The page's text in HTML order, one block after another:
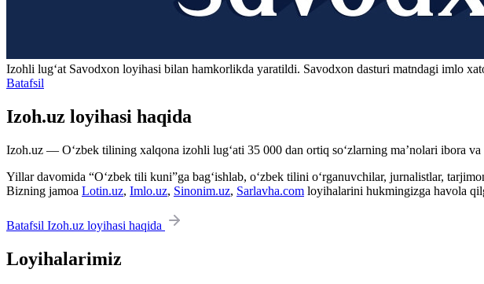
Izohli lugʻat Savodxon loyihasi bilan hamkorlikda yaratildi. Savodxon dasturi matndagi imlo
Batafsil
Izoh.uz loyihasi haqida
Izoh.uz — O‘zbek tilining xalqona izohli lug‘ati 35 000 dan ortiq so‘zlarning ma’nolari ibora
Yillar davomida “O‘zbek tili kuni”ga bag‘ishlab, o‘zbek tilini o‘rganuvchilar, jurnalistlar,
Bizning jamoa Lotin.uz, Imlo.uz, Sinonim.uz, Sarlavha.com loyihalarini hukmingizga havola
Batafsil Izoh.uz loyihasi haqida
Loyihalarimiz